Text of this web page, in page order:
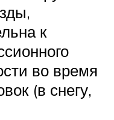
к
во время
(в снегу,